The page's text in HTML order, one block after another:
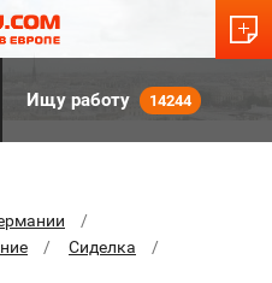
Ищу работу 14244
Сиделка